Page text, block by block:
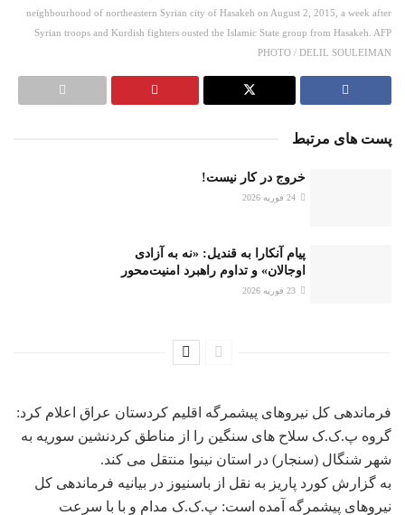
neighbourhood of northeastern Syrian city of Hasakeh on August 2, 2015, a week after
Syrian troops and Kurdish fighters ousted the Islamic State group from Hasakeh. AFP
PHOTO / DELIL SOULEIMAN
پست های مرتبط
خروج در کار نیست!
پیام آنکارا به قندیل: «نه به آزادی
اوجالان» و تداوم راهبرد امنیت‌محور
فرماندهی کل نیروهای پیشمرگه اقلیم کردستان عراق اعلام کرد:
گروه پ.ک.ک سلاح های سنگین را از مناطق کردنشین سوریه به
شهر شنگال (سنجار) در استان نینوا منتقل می کند.
به گزارش کورد پاریز به نقل از باسنیوز در بیانیه فرماندهی کل
نیروهای پیشمرگه آمده است: پ.ک.ک مدام و با با سرعت